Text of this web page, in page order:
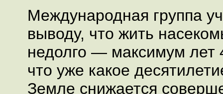
Международная группа
выводу, что жить
недолго — максимум лет
что уже какое
Земле снижается